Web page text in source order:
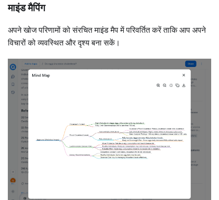
माइंड मैपिंग
अपने खोज परिणामों को संरचित माइंड मैप में परिवर्तित करें ताकि आप अपने
विचारों को व्यवस्थित और दृश्य बना सकें।